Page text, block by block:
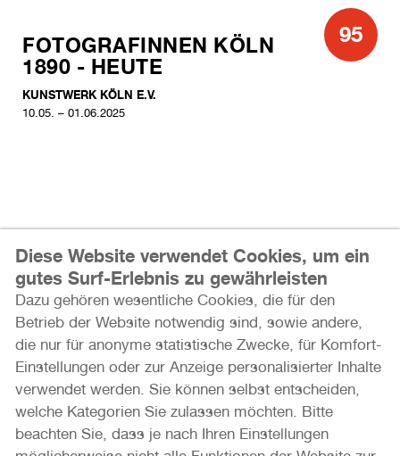
95
FOTOGRAFINNEN KÖLN
1890 - HEUTE
KUNSTWERK KÖLN E.V.
10.05. – 01.06.2025
Internationale Photoszene Köln gUG
Im Mediapark 7
50670 Köln
Email: info@photoszene.de
Telefon: +49 (0)221 - 966 72 377
Bürozeiten: Mo - Do 9:00 - 15:00 Uhr
Diese Website verwendet Cookies, um ein
gutes Surf-Erlebnis zu gewährleisten
Dazu gehören wesentliche Cookies, die für den
Betrieb der Website notwendig sind, sowie andere,
die nur für anonyme statistische Zwecke, für Komfort-
Einstellungen oder zur Anzeige personalisierter Inhalte
verwendet werden. Sie können selbst entscheiden,
welche Kategorien Sie zulassen möchten. Bitte
beachten Sie, dass je nach Ihren Einstellungen